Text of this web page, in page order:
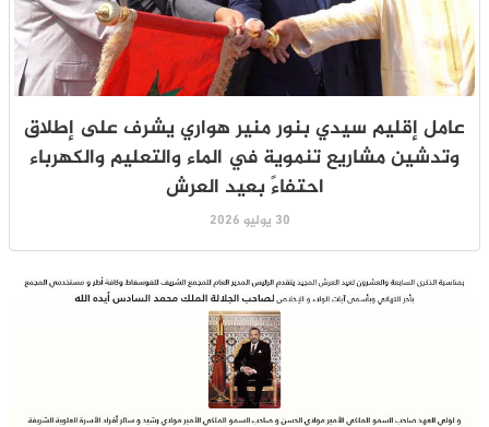
عامل إقليم سيدي بنور منير هواري يشرف على إطلاق
وتدشين مشاريع تنموية في الماء والتعليم والكهرباء
احتفاءً بعيد العرش
30 يوليو 2026